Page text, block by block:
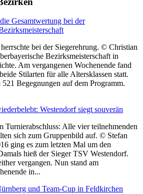
Gesamtwertung bei der
bei der Siegerehrung. © Christian
Bezirksmeisterschaft in
Am vergangenen Wochenende fand
Stilarten für alle Altersklassen statt.
521 Begegnungen auf dem Programm.
Westendorf siegt souverän
Turnierabschluss: Alle vier teilnehmenden
sich zum Gruppenbild auf. © Stefan
ging es zum letzten Mal um den
hieß der Sieger TSV Westendorf.
vergangen. Nun stand am
in...
und Team-Cup in Feldkirchen